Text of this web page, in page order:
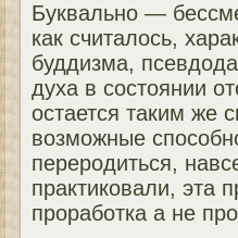
Буквально —
как считалось,
буддизма,
духа в состоянии
остается таким же
возможные
переродиться,
практиковали, эта
проработка а не